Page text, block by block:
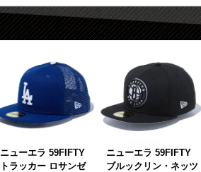
ニューエラ 59FIFTY
トラッカー ロサンゼ
ニューエラ 59FIFTY
ブルックリン・ネッツ